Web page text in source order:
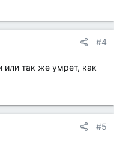
#4
или так же умрет, как
#5